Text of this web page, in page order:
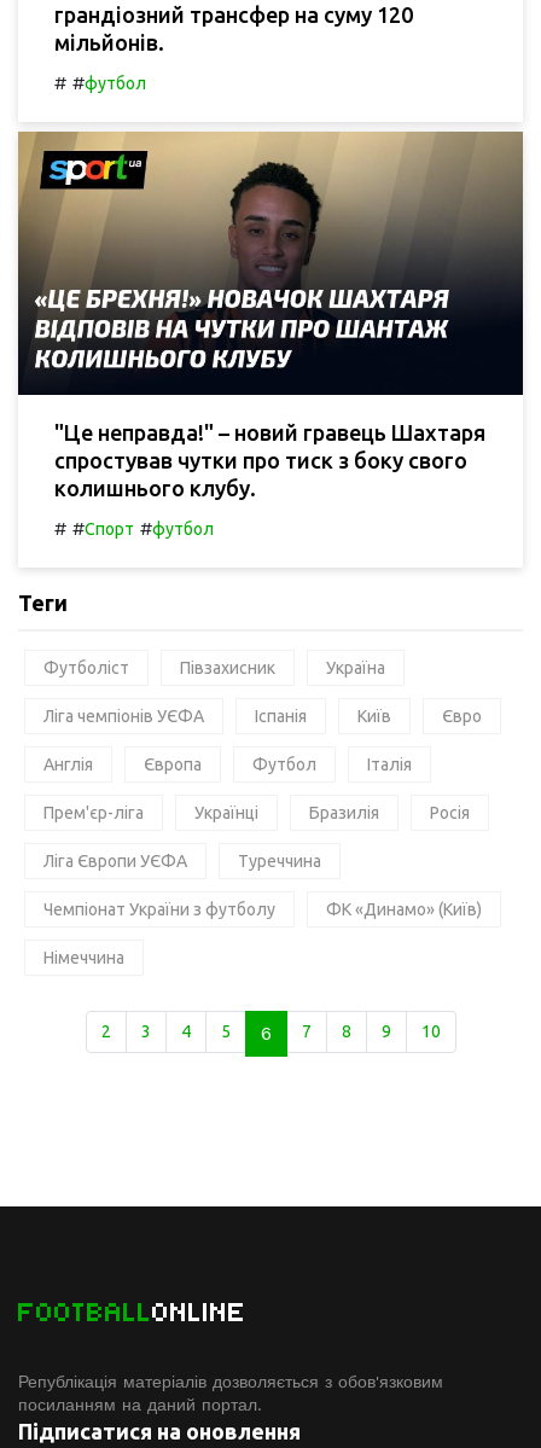
грандіозний трансфер на суму 120
мільйонів.
# #футбол
"Це неправда!" – новий гравець Шахтаря
спростував чутки про тиск з боку свого
колишнього клубу.
# #Спорт #футбол
Теги
Футболіст Півзахисник Україна
Ліга чемпіонів УЄФА Іспанія Київ Євро
Англія Європа Футбол Італія
Прем'єр-ліга Українці Бразилія Росія
Ліга Європи УЄФА Туреччина
Чемпіонат України з футболу ФК «Динамо» (Київ)
Німеччина
2 3 4 5 6 7 8 9 10
FOOTBALLONLINE
Републікація матеріалів дозволяється з обов'язковим
посиланням на даний портал.
Підписатися на оновлення